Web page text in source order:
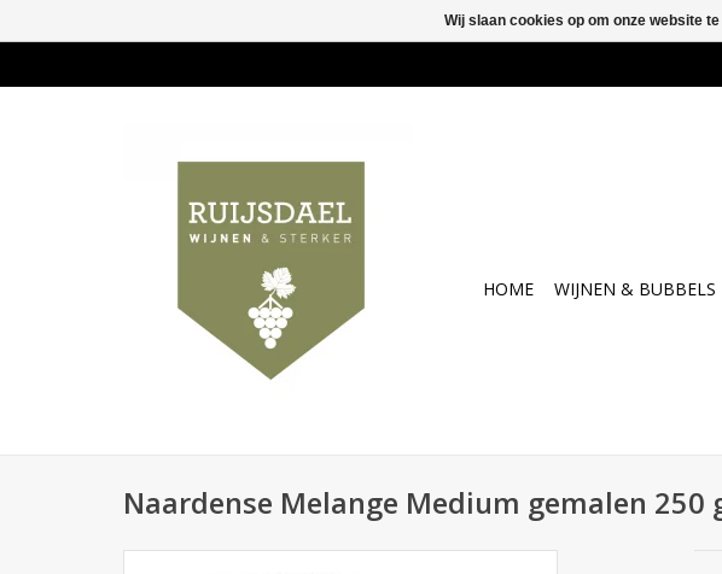
HOME WIJNEN & BUBBELS
Naardense Melange Medium gemalen 250
Wij slaan cookies op om onze website